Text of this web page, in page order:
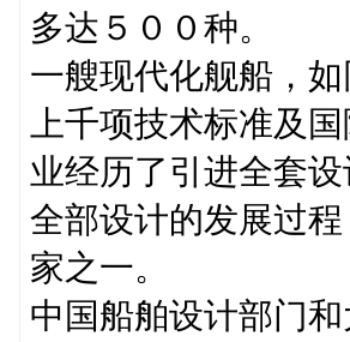
多达５００种。
一艘现代化舰船，
上千项技术标准及
业经历了引进全套
全部设计的发展过
家之一。
中国船舶设计部门